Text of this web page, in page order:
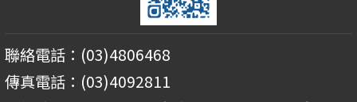
聯絡電話：(03)4806468
傳真電話：(03)4092811